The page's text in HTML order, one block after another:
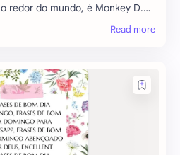
redor do mundo, é Monkey D.
Piece. Com sua
busca pelo teso